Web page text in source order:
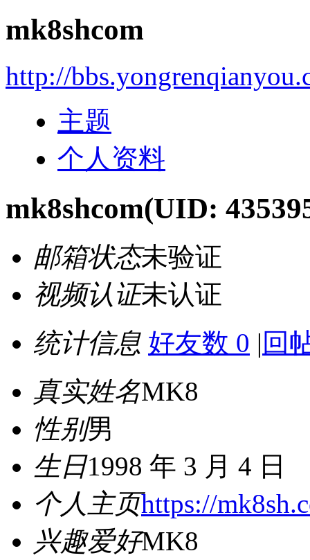
mk8shcom
http://
主题
个人资料
mk8shcom(UID:
邮箱状态未验证
视频认证未认证
统计信息 好友数 0 | 回
真实姓名MK8
性别男
生日1998 年 3 月 4 日
个人主页https://
兴趣爱好MK8